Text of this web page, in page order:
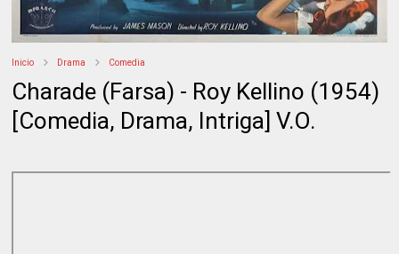
Inicio Drama Comedia
Charade (Farsa) - Roy Kellino (1954)
[Comedia, Drama, Intriga] V.O.